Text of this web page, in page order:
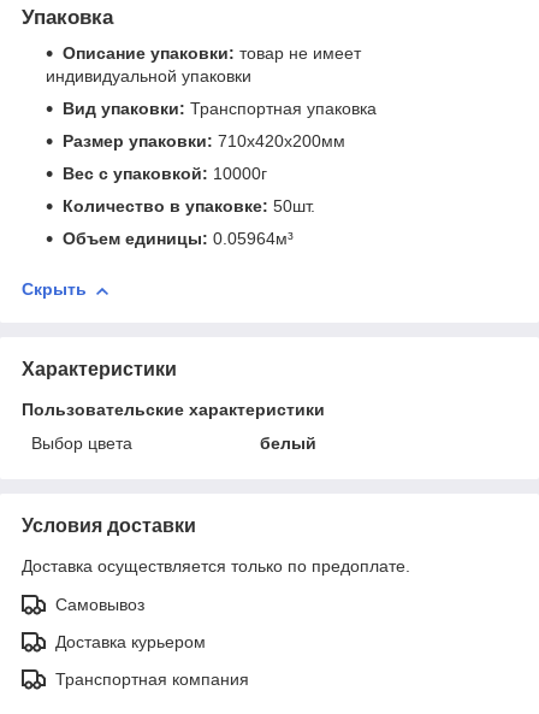
Упаковка
Описание упаковки: товар не имеет
индивидуальной упаковки
Вид упаковки: Транспортная упаковка
Размер упаковки: 710x420x200мм
Вес с упаковкой: 10000г
Количество в упаковке: 50шт.
Объем единицы: 0.05964м³
Скрыть
Характеристики
Пользовательские характеристики
Выбор цвета
белый
Условия доставки
Доставка осуществляется только по предоплате.
Самовывоз
Доставка курьером
Транспортная компания